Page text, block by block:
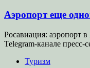
Аэропорт еще
Росавиация: аэропорт
Telegram-канале
Туризм